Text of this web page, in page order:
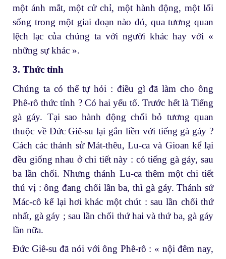
một ánh mắt, một cử chỉ, một hành động, một lối
sống trong một giai đoạn nào đó, qua tương quan
lệch lạc của chúng ta với người khác hay với «
những sự khác ».
3. Thức tỉnh
Chúng ta có thể tự hỏi : điều gì đã làm cho ông
Phê-rô thức tỉnh ? Có hai yếu tố. Trước hết là Tiếng
gà gáy. Tại sao hành động chối bỏ tương quan
thuộc về Đức Giê-su lại gắn liền với tiếng gà gáy ?
Cách các thánh sử Mát-thêu, Lu-ca và Gioan kể lại
đều giống nhau ở chi tiết này : có tiếng gà gáy, sau
ba lần chối. Nhưng thánh Lu-ca thêm một chi tiết
thú vị : ông đang chối lần ba, thì gà gáy. Thánh sử
Mác-cô kể lại hơi khác một chút : sau lần chối thứ
nhất, gà gáy ; sau lần chối thứ hai và thứ ba, gà gáy
lần nữa.
Đức Giê-su đã nói với ông Phê-rô : « nội đêm nay,